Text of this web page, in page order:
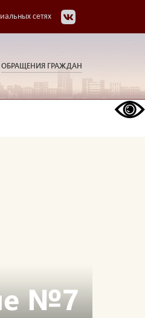
сетях
ОБРАЩЕНИЯ ГРАЖДАН
№7